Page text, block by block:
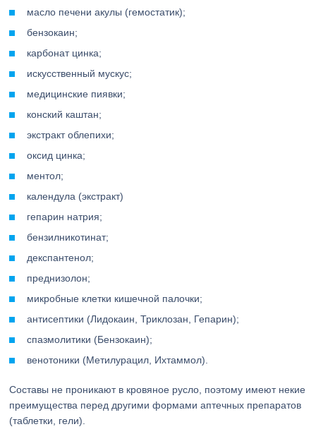
масло печени акулы (гемостатик);
бензокаин;
карбонат цинка;
искусственный мускус;
медицинские пиявки;
конский каштан;
экстракт облепихи;
оксид цинка;
ментол;
календула (экстракт)
гепарин натрия;
бензилникотинат;
декспантенол;
преднизолон;
микробные клетки кишечной палочки;
антисептики (Лидокаин, Триклозан, Гепарин);
спазмолитики (Бензокаин);
венотоники (Метилурацил, Ихтаммол).
Составы не проникают в кровяное русло, поэтому имеют некие
преимущества перед другими формами аптечных препаратов
(таблетки, гели).